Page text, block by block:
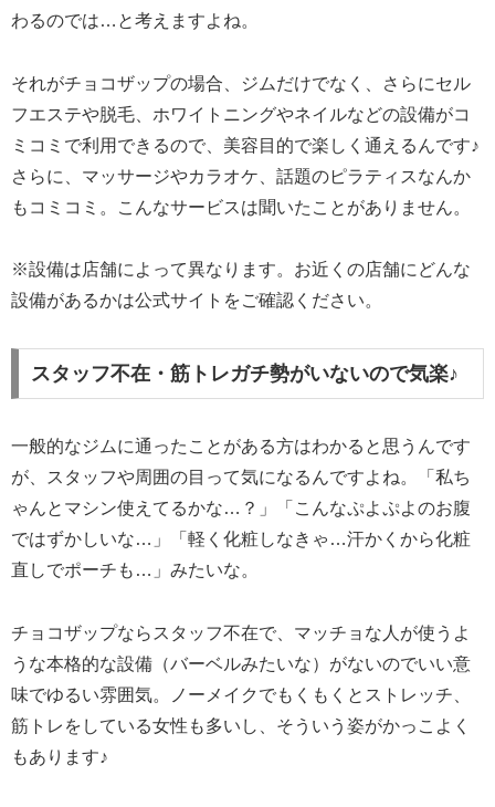
わるのでは…と考えますよね。
それがチョコザップの場合、ジムだけでなく、さらにセル
フエステや脱毛、ホワイトニングやネイルなどの設備がコ
ミコミで利用できるので、美容目的で楽しく通えるんです♪
さらに、マッサージやカラオケ、話題のピラティスなんか
もコミコミ。こんなサービスは聞いたことがありません。
※設備は店舗によって異なります。お近くの店舗にどんな
設備があるかは公式サイトをご確認ください。
スタッフ不在・筋トレガチ勢がいないので気楽♪
一般的なジムに通ったことがある方はわかると思うんです
が、スタッフや周囲の目って気になるんですよね。「私ち
ゃんとマシン使えてるかな…？」「こんなぷよぷよのお腹
ではずかしいな…」「軽く化粧しなきゃ…汗かくから化粧
直しでポーチも…」みたいな。
チョコザップならスタッフ不在で、マッチョな人が使うよ
うな本格的な設備（バーベルみたいな）がないのでいい意
味でゆるい雰囲気。ノーメイクでもくもくとストレッチ、
筋トレをしている女性も多いし、そういう姿がかっこよく
もあります♪